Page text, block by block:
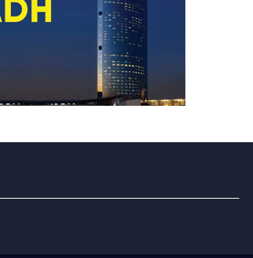
লাউয়াছড়া জাতীয় উদ্যানের সিএমসি
হিসাবরক্ষক আবজালুল হকের
মৃত্যুতে,এলাকায় শোকের ছায়া
ভোলাগঞ্জ স্থলবন্দরে এলসি আটকে
সভাপতির
কমলগঞ্জে ডোবা থেকে অজ্ঞাত ব্যক্তির